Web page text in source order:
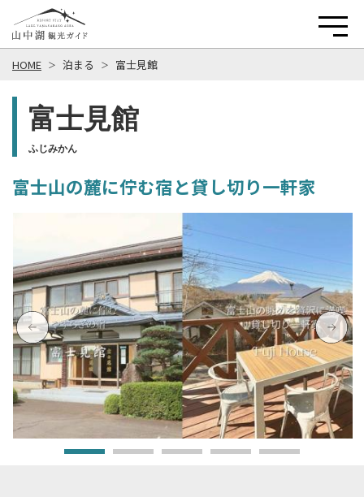
HOME 泊まる 富士見館
富士見館
ふじみかん
富士山の麓に佇む宿と貸し切り一軒家